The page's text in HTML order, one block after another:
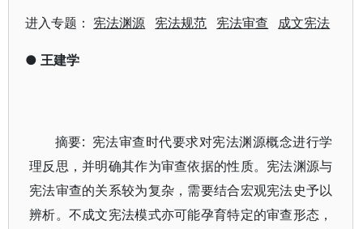
进入专题： 宪法渊源 宪法规范 宪法审查 成文宪法
● 王建学
摘要: 宪法审查时代要求对宪法渊源概念进行学
理反思，并明确其作为审查依据的性质。宪法渊源与
宪法审查的关系较为复杂，需要结合宏观宪法史予以
辨析。不成文宪法模式亦可能孕育特定的审查形态，